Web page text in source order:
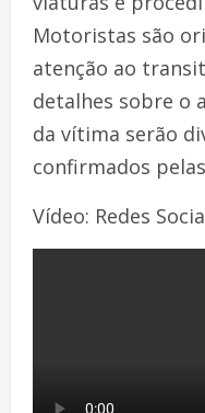
Motoristas são
atenção ao
detalhes sobre o
da vítima serão
confirmados
Vídeo: Redes